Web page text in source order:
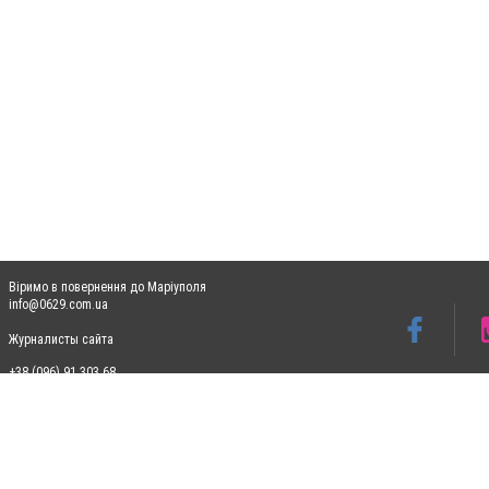
Віримо в повернення до Маріуполя
info@0629.com.ua
Журналисты сайта
+38 (096) 91 303 68